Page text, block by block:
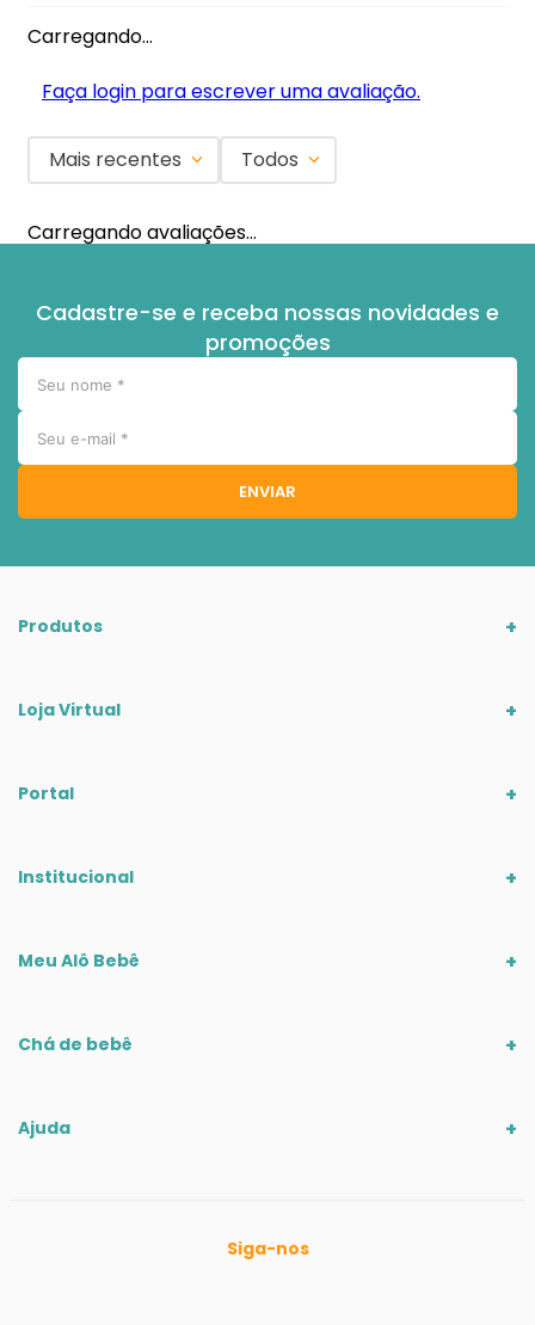
Carregando…
Faça login para escrever uma avaliação.
Mais recentes Todos
Carregando avaliações…
Cadastre-se e receba nossas novidades e
promoções
ENVIAR
Produtos
Loja Virtual
Portal
Institucional
Meu Alô Bebê
Chá de bebê
Ajuda
Siga-nos